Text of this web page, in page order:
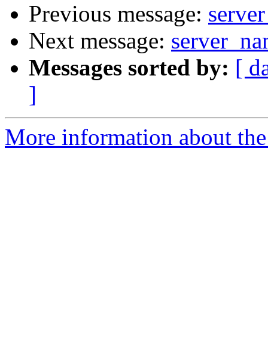
Previous message:
Next message:
Messages sorted by: [
]
More information about